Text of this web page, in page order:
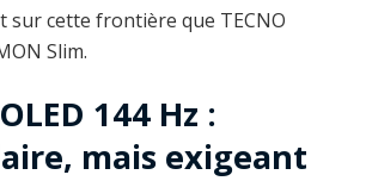
sur cette frontière que TECNO
Slim.
144 Hz :
mais exigeant